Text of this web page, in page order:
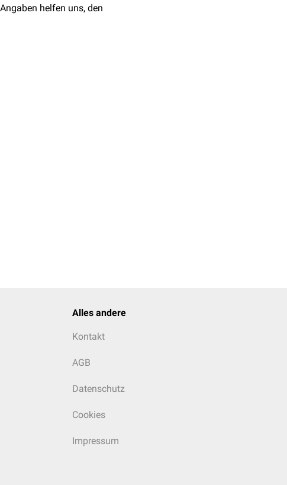
helfen uns, den
Alles andere
Kontakt
AGB
Datenschutz
Cookies
Impressum